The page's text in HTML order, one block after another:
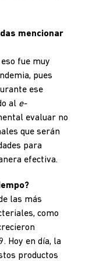
mencionar
fue muy
pues
ese
al e-
evaluar no
que serán
para
efectiva.
las más
como
Hoy en día, la
productos